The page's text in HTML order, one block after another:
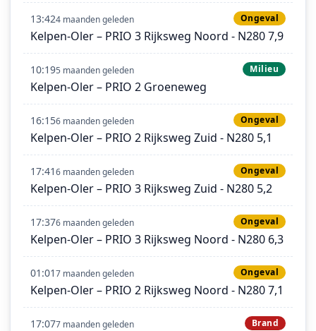
13:424 maanden geleden Ongeval
Kelpen-Oler – PRIO 3 Rijksweg Noord - N280 7,9
10:195 maanden geleden Milieu
Kelpen-Oler – PRIO 2 Groeneweg
16:156 maanden geleden Ongeval
Kelpen-Oler – PRIO 2 Rijksweg Zuid - N280 5,1
17:416 maanden geleden Ongeval
Kelpen-Oler – PRIO 3 Rijksweg Zuid - N280 5,2
17:376 maanden geleden Ongeval
Kelpen-Oler – PRIO 3 Rijksweg Noord - N280 6,3
01:017 maanden geleden Ongeval
Kelpen-Oler – PRIO 2 Rijksweg Noord - N280 7,1
17:077 maanden geleden Brand